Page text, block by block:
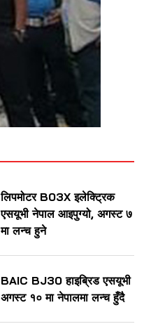
लिपमोटर B03X इलेक्ट्रिक
एसयूभी नेपाल आइपुग्यो, अगस्ट ७
मा लन्च हुने
BAIC BJ30 हाइब्रिड एसयूभी
अगस्ट १० मा नेपालमा लन्च हुँदै